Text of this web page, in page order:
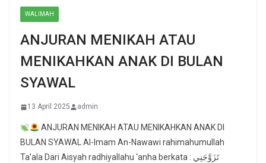
WALIMAH
ANJURAN MENIKAH ATAU
MENIKAHKAN ANAK DI BULAN
SYAWAL
13 April 2025 admin
ANJURAN MENIKAH ATAU MENIKAHKAN ANAK DI
BULAN SYAWAL Al-Imam An-Nawawi rahimahumullah
Ta’ala Dari Aisyah radhiyallahu ‘anha berkata : تَزَوَّجَنِي